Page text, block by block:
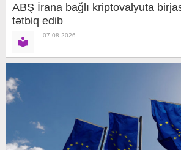
ABŞ İrana bağlı kriptovalyuta
tətbiq edib
07.08.2026